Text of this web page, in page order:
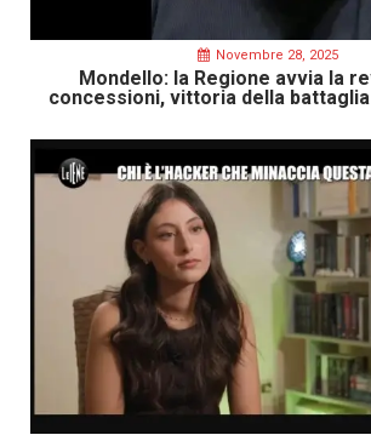
Novembre 28, 2025
Mondello: la Regione avvia la
concessioni, vittoria della